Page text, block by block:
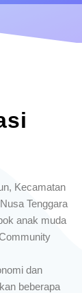
Kecamatan
Tenggara
anak muda
dan
beberapa